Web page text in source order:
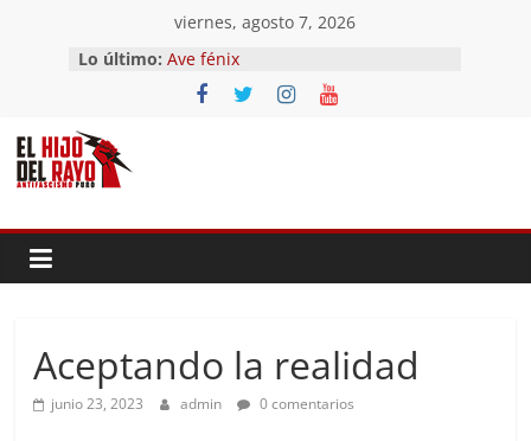
contenido
viernes, agosto 7, 2026
Lo último:
El segundo (Del II Tomo del
Pandemonium)
Ave fénix
¿Dios no existe?
Aceptando la realidad
junio 23, 2023 admin 0 comentarios